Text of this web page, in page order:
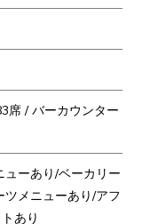
席 / バーカウンター
ューあり/ベーカリー
ツメニューあり/アフ
あり